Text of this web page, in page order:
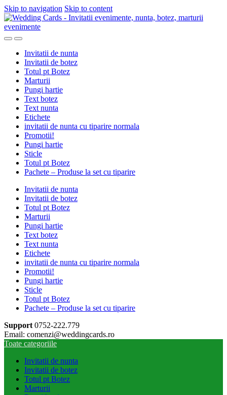
Skip to navigation Skip to content
Invitatii de nunta
Invitatii de botez
Totul pt Botez
Marturii
Pungi hartie
Text botez
Text nunta
Etichete
invitatii de nunta cu tiparire normala
Promotii!
Pungi hartie
Sticle
Totul pt Botez
Pachete – Produse la set cu tiparire
Invitatii de nunta
Invitatii de botez
Totul pt Botez
Marturii
Pungi hartie
Text botez
Text nunta
Etichete
invitatii de nunta cu tiparire normala
Promotii!
Pungi hartie
Sticle
Totul pt Botez
Pachete – Produse la set cu tiparire
Support 0752-222.779
Email: comenzi@weddingcards.ro
Toate categoriile
Invitatii de nunta
Invitatii de botez
Totul pt Botez
Marturii